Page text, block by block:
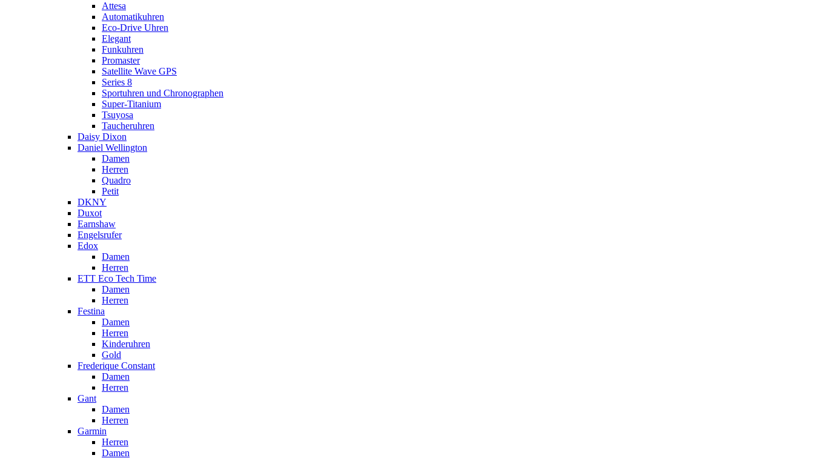
Attesa
Automatikuhren
Eco-Drive Uhren
Elegant
Funkuhren
Promaster
Satellite Wave GPS
Series 8
Sportuhren und Chronographen
Super-Titanium
Tsuyosa
Taucheruhren
Daisy Dixon
Daniel Wellington
Damen
Herren
Quadro
Petit
DKNY
Duxot
Earnshaw
Engelsrufer
Edox
Damen
Herren
ETT Eco Tech Time
Damen
Herren
Festina
Damen
Herren
Kinderuhren
Gold
Frederique Constant
Damen
Herren
Gant
Damen
Herren
Garmin
Herren
Damen